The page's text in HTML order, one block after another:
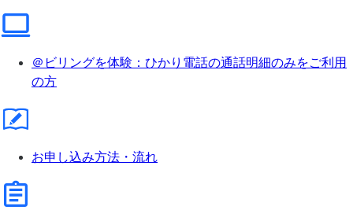
＠ビリングを体験：ひかり電話の通話明細のみをご利用
の方
お申し込み方法・流れ